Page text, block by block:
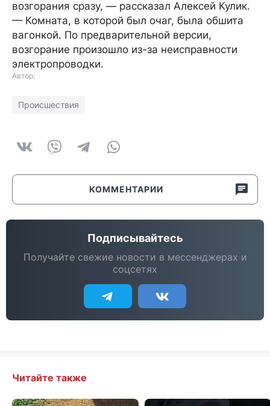
возгорания сразу, — рассказал Алексей Кулик.
— Комната, в которой был очаг, была обшита
вагонкой. По предварительной версии,
возгорание произошло из-за неисправности
электропроводки.
Автор:
Происшествия
КОММЕНТАРИИ
Подписывайтесь
Получайте свежие новости в мессенджерах и
соцсетях
Читайте также